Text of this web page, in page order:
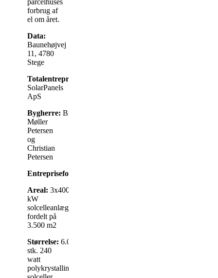
forbrug af
el om året.
Data:
Baunehøjvej
11, 4780
Stege
Totalentreprenør:
SolarPanels
ApS
Bygherre: Brit
Møller
Petersen
og
Christian
Petersen
Entrepriseform:
Areal: 3x400
kW
solcelleanlæg
fordelt på
3.500 m2
Størrelse: 6.000
stk. 240
watt
polykrystallinske